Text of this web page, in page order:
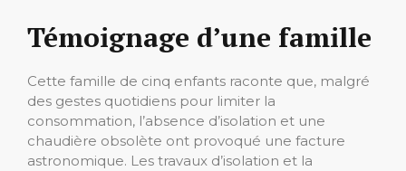
Témoignage d’une famille
Cette famille de cinq enfants raconte que, malgré
des gestes quotidiens pour limiter la
consommation, l’absence d’isolation et une
chaudière obsolète ont provoqué une facture
astronomique. Les travaux d’isolation et la